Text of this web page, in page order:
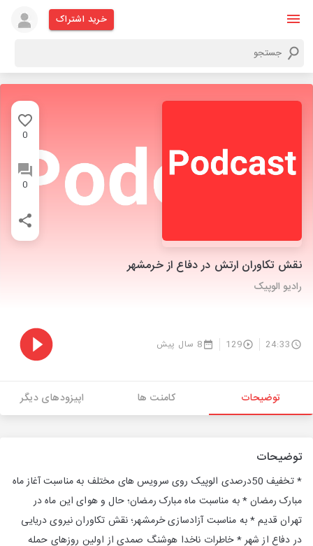
خرید اشتراک
0
0
نقش تکاوران ارتش در دفاع از خرمشهر
رادیو الوپیک
24:33
129 8 سال پیش
توضیحات کامنت ها اپیزودهای دیگر
توضیحات
* تخفیف 50درصدی الوپیک روی سرویس های مختلف به مناسبت آغاز ماه
مبارک رمضان * به مناسبت ماه مبارک رمضان؛ حال و هوای این ماه در
تهران قدیم * به مناسبت آزادسازی خرمشهر؛ نقش تکاوران نیروی دریایی
در دفاع از شهر * خاطرات ناخدا هوشنگ صمدی از اولین روزهای حمله